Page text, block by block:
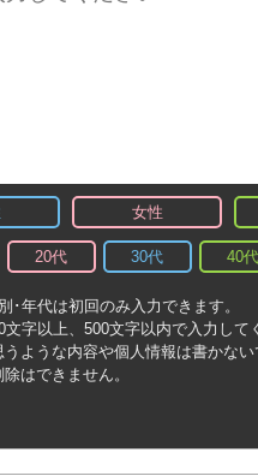
女性
20代 30代 40代
･年代は初回のみ入力できます。
字以上、500文字以内で入力して
ような内容や個人情報は書かない
はできません。